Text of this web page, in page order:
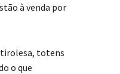
à venda por
tirolesa, totens
o que